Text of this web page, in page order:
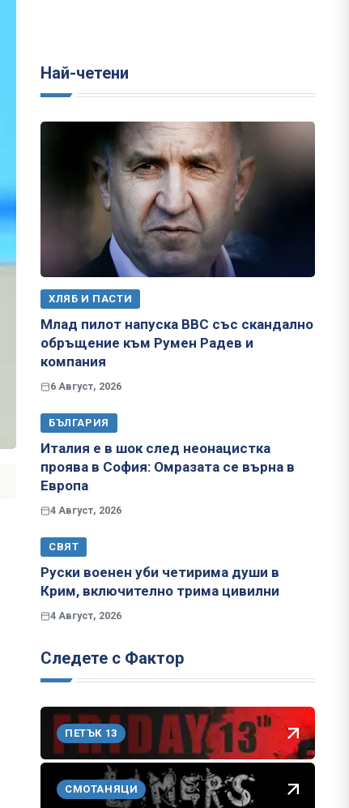
Най-четени
ХЛЯБ И ПАСТИ
Млад пилот напуска ВВС със скандално
обръщение към Румен Радев и
компания
6 Август, 2026
БЪЛГАРИЯ
Италия е в шок след неонацистка
проява в София: Омразата се върна в
Европа
4 Август, 2026
СВЯТ
Руски военен уби четирима души в
Крим, включително трима цивилни
4 Август, 2026
Следете с Фактор
ПЕТЪК 13
СМОТАНЯЦИ